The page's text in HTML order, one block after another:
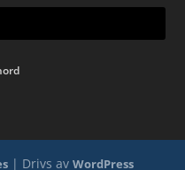
| Drivs av WordPress